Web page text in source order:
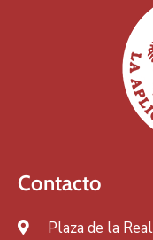
Contacto
Plaza de la